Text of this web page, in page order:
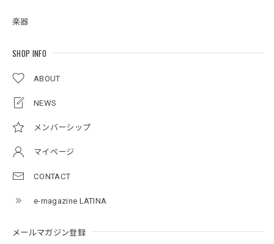
楽器
SHOP INFO
ABOUT
NEWS
メンバーシップ
マイページ
CONTACT
e-magazine LATINA
メールマガジン登録